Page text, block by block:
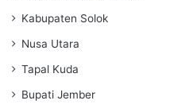
Kabupaten Solok
Nusa Utara
Tapal Kuda
Bupati Jember